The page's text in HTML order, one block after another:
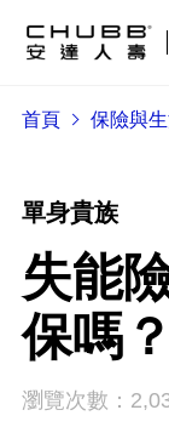
保險商
需求分析
投保與
保險與
首頁 保險與
單身貴族
失能
保嗎
瀏覽次數：